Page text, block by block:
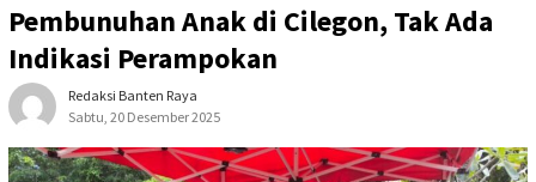
Pembunuhan Anak di Cilegon, Tak Ada
Indikasi Perampokan
Redaksi Banten Raya
Sabtu, 20 Desember 2025